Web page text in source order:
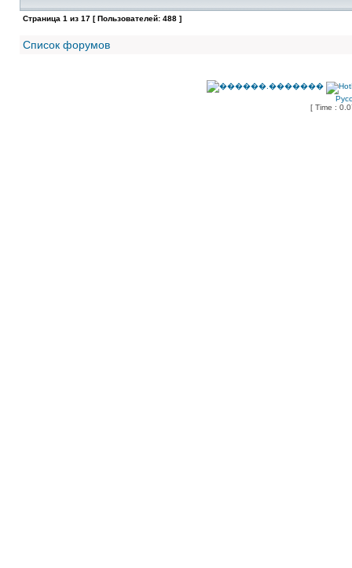
Страница 1 из 17 [ Пользователей: 488 ]
Список форумов
[ Time :